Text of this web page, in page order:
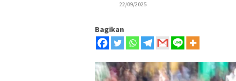
22/09/2025
Bagikan